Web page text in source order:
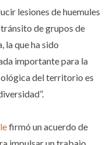
lesiones de huemules
de grupos de
la que ha sido
importante para la
del territorio es
firmó un acuerdo de
impulsar un trabajo